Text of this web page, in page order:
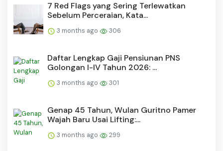
7 Red Flags yang Sering Terlewatkan
Sebelum Perceraian, Kata...
3 months ago 306
Daftar Lengkap Gaji Pensiunan PNS
Golongan I-IV Tahun 2026: ...
3 months ago 301
Genap 45 Tahun, Wulan Guritno Pamer
Wajah Baru Usai Lifting:...
3 months ago 299